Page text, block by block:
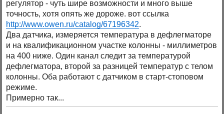
регулятор - чуть шире возможности и много выше
точность, хотя опять же дороже. вот ссылка
http://www.owen.ru/catalog/67196342.
Два датчика, измеряется температура в дефлегматоре
и на квалификационном участке колонны - миллиметров
на 400 ниже. Один канал следит за температурой
дефлегматора, второй за разницей температур с телом
колонны. Оба работают с датчиком в старт-стоповом
режиме.
Примерно так...